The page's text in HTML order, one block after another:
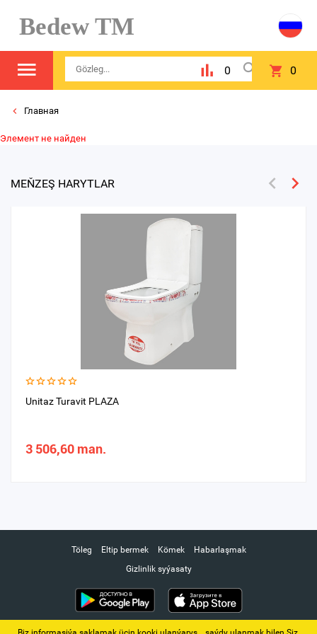
Bedew TM
0 0
Главная
Элемент не найден
MEŇZEŞ HARYTLAR
Unitaz Turavit PLAZA
3 506,60 man.
Töleg Eltip bermek Kömek
Habarlaşmak
Gizlinlik syýasaty